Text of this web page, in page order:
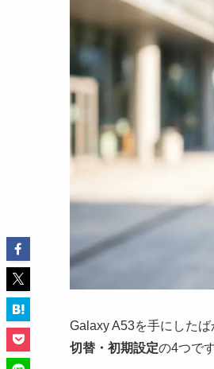
Galaxy A53を手にした
切替・初期設定の4つです